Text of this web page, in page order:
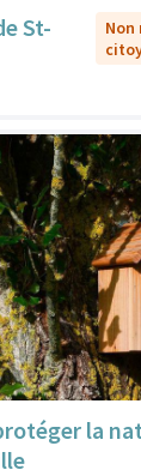
St-
Non
la